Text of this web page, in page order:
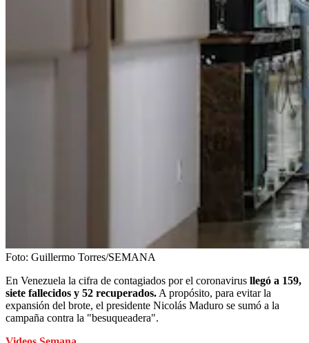
Foto: Guillermo Torres/SEMANA
En Venezuela la cifra de contagiados por el coronavirus llegó a 159,
siete fallecidos y 52 recuperados. A propósito, para evitar la
expansión del brote, el presidente Nicolás Maduro se sumó a la
campaña contra la "besuqueadera".